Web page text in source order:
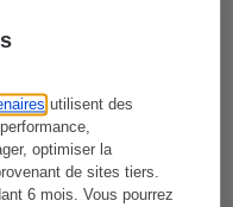
utilisent des
optimiser la
de sites tiers.
6 mois. Vous pourrez
- Le protocole